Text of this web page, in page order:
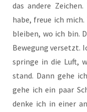
das ande­re
habe, freue ich
blei­ben, wo ich bin.
Bewe­gung ver­setzt.
sprin­ge in die Luft,
stand. Dann gehe
gehe ich ein paar
den­ke ich in einer